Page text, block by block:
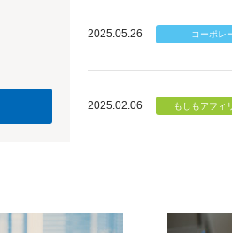
2025.05.26
2025.02.06